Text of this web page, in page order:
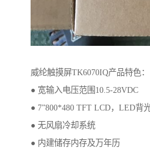
威纶触摸屏TK6070IQ产品特色：
● 宽输入电压范围10.5-28VDC
● 7”800*480 TFT LCD，LED背
● 无风扇冷却系统
● 内建储存内存及万年历